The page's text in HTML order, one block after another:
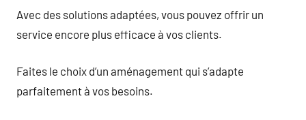
Avec des solutions adaptées, vous pouvez offrir un
service encore plus efficace à vos clients.
Faites le choix d’un aménagement qui s’adapte
parfaitement à vos besoins.